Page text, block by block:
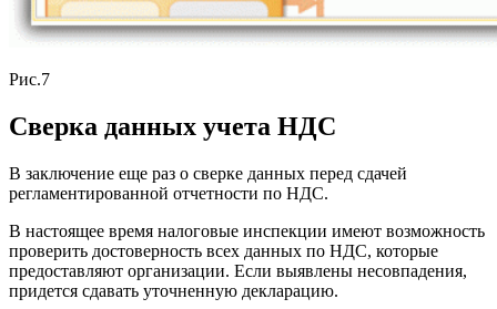
Рис.7
Сверка данных учета НДС
В заключение еще раз о сверке данных перед сдачей
регламентированной отчетности по НДС.
В настоящее время налоговые инспекции имеют возможность
проверить достоверность всех данных по НДС, которые
предоставляют организации. Если выявлены несовпадения,
придется сдавать уточненную декларацию.